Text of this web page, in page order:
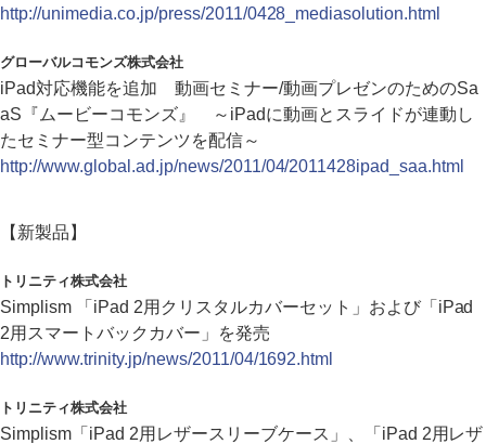
http://unimedia.co.jp/press/2011/0428_mediasolution.html
グローバルコモンズ株式会社
iPad対応機能を追加 動画セミナー/動画プレゼンのためのSa
aS『ムービーコモンズ』 ～iPadに動画とスライドが連動し
たセミナー型コンテンツを配信～
http://www.global.ad.jp/news/2011/04/2011428ipad_saa.html
【新製品】
トリニティ株式会社
Simplism 「iPad 2用クリスタルカバーセット」および「iPad
2用スマートバックカバー」を発売
http://www.trinity.jp/news/2011/04/1692.html
トリニティ株式会社
Simplism「iPad 2用レザースリーブケース」、「iPad 2用レザ